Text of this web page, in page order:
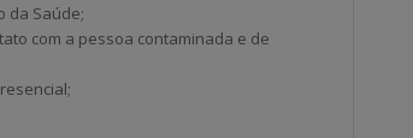
da Saúde;
com a pessoa contaminada e de